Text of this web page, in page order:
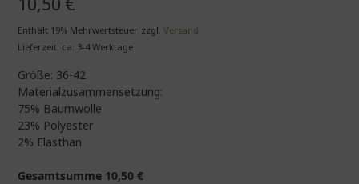
Enthält 19% Mehrwertsteuer zzgl.Versand
Lieferzeit: ca. 3-4 Werktage
Größe: 36-42
Materialzusammensetzung:
75% Baumwolle
23% Polyester
2% Elasthan
Gesamtsumme 10,50€